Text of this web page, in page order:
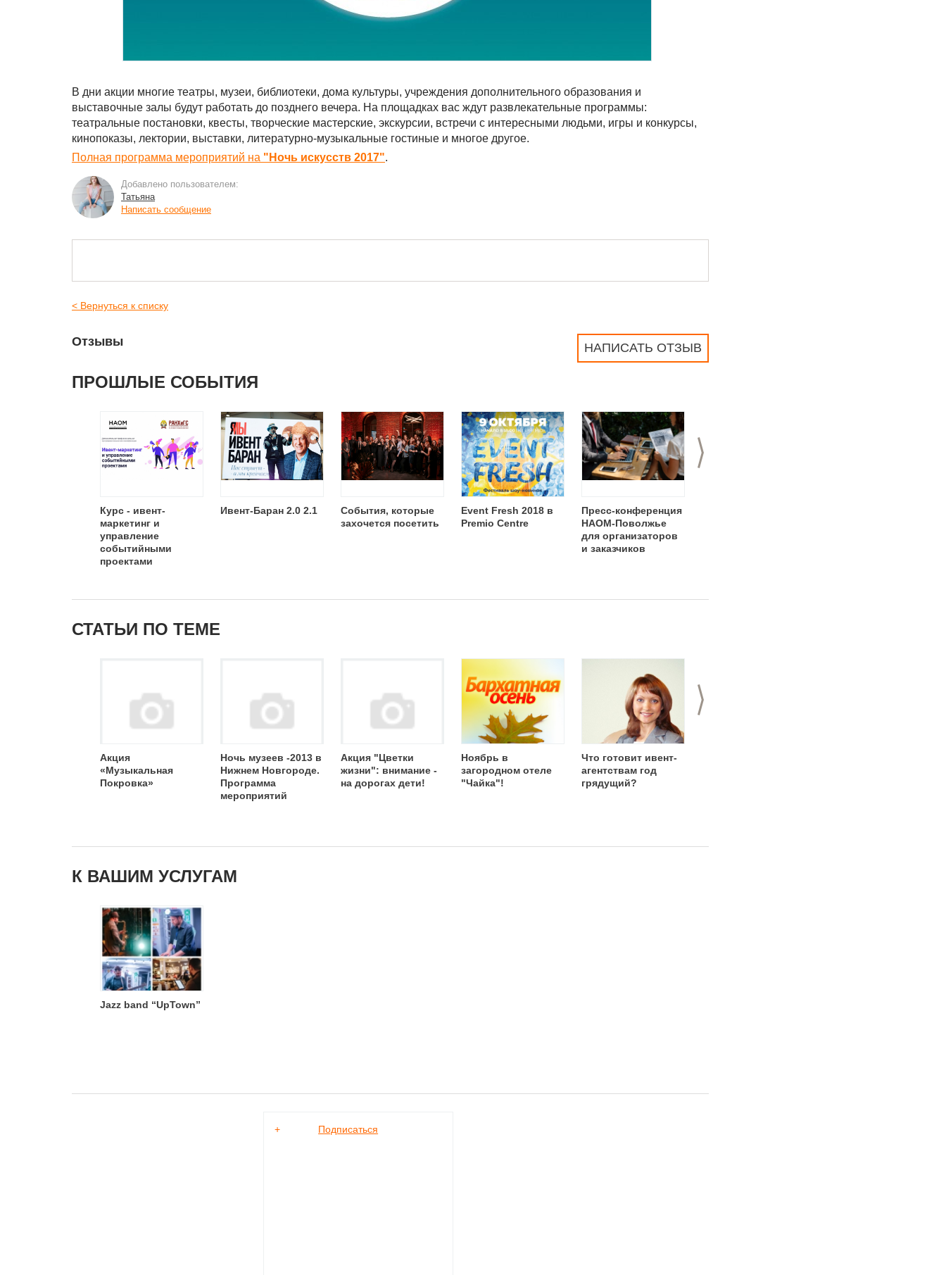
В дни акции многие театры, музеи, библиотеки, дома культуры, учреждения дополнительного образования и
выставочные залы будут работать до позднего вечера. На площадках вас ждут развлекательные программы:
театральные постановки, квесты, творческие мастерские, экскурсии, встречи с интересными людьми, игры и конкурсы,
кинопоказы, лектории, выставки, литературно-музыкальные гостиные и многое другое.
Полная программа мероприятий на "Ночь искусств 2017".
Добавлено пользователем:
Татьяна
Написать сообщение
< Вернуться к списку
НАПИСАТЬ ОТЗЫВ
Отзывы
ПРОШЛЫЕ СОБЫТИЯ
>
Курс - ивент-
маркетинг и
управление
cобытийными
проектами
Ивент-Баран 2.0 2.1
События, которые
захочется посетить
Event Fresh 2018 в
Premio Centre
Пресс-конференция
НАОМ-Поволжье
для организаторов
и заказчиков
СТАТЬИ ПО ТЕМЕ
>
Акция
«Музыкальная
Покровка»
Ночь музеев -2013 в
Нижнем Новгороде.
Программа
мероприятий
Акция "Цветки
жизни": внимание -
на дорогах дети!
Ноябрь в
загородном отеле
"Чайка"!
Что готовит ивент-
агентствам год
грядущий?
К ВАШИМ УСЛУГАМ
Jazz band “UpTown”
+ Подписаться